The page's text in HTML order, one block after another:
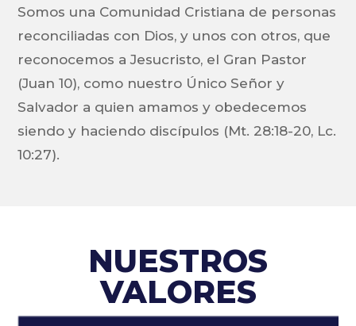
Somos una Comunidad Cristiana de personas
reconciliadas con Dios, y unos con otros, que
reconocemos a Jesucristo, el Gran Pastor
(Juan 10), como nuestro Único Señor y
Salvador a quien amamos y obedecemos
siendo y haciendo discípulos (Mt. 28:18-20, Lc.
10:27).
NUESTROS
VALORES